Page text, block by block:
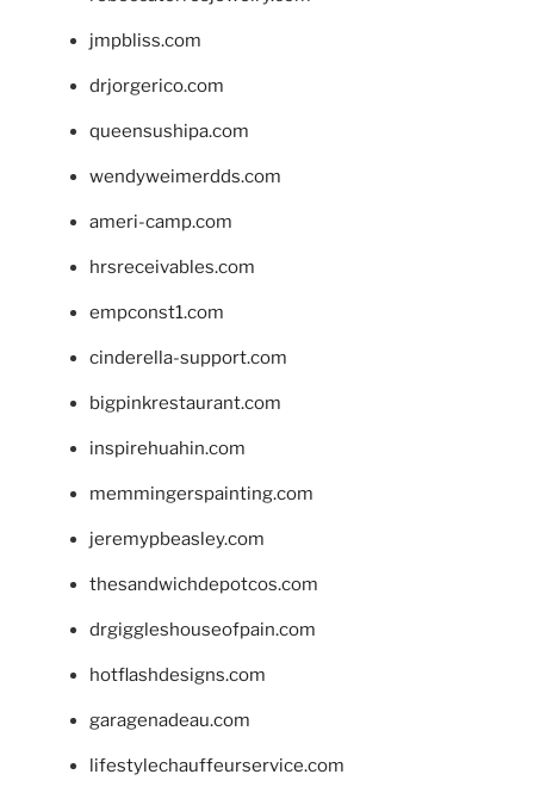
jmpbliss.com
drjorgerico.com
queensushipa.com
wendyweimerdds.com
ameri-camp.com
hrsreceivables.com
empconst1.com
cinderella-support.com
bigpinkrestaurant.com
inspirehuahin.com
memmingerspainting.com
jeremypbeasley.com
thesandwichdepotcos.com
drgiggleshouseofpain.com
hotflashdesigns.com
garagenadeau.com
lifestylechauffeurservice.com